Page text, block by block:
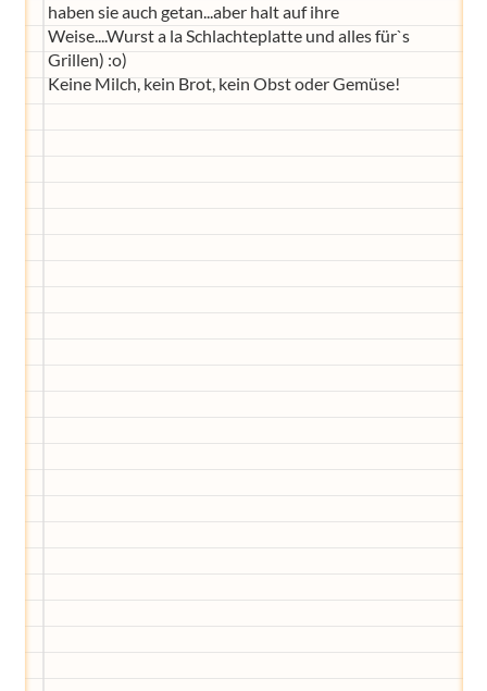
haben sie auch getan...aber halt auf ihre
Weise....Wurst a la Schlachteplatte und alles für`s
Grillen) :o)
Keine Milch, kein Brot, kein Obst oder Gemüse!